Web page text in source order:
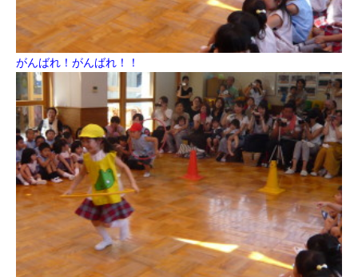
がんばれ！がんばれ！！